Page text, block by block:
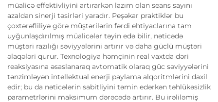
müalicə effektivliyini artırarkən lazım olan seans sayını
azaldan sinerji təsirləri yaradır. Peşəkar praktiklər bu
çoxtərəfliliyə görə müştərilərin fərdi ehtiyaclarına tam
uyğunlaşdırılmış müalicələr təyin edə bilir, nəticədə
müştəri razılığı səviyyələrini artırır və daha güclü müştəri
əlaqələri qurur. Texnologiya həmçinin real vaxtda dəri
reaksiyasına əsaslanaraq avtomatik olaraq güc səviyyələrini
tənzimləyən intellektual enerji paylama alqoritmlərini daxil
edir; bu da nəticələrin sabitliyini təmin edərkən təhlükəsizlik
parametrlərini maksimum dərəcədə artırır. Bu irəliləmiş